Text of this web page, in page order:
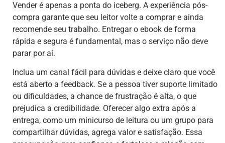
Vender é apenas a ponta do iceberg. A experiência pós-
compra garante que seu leitor volte a comprar e ainda
recomende seu trabalho. Entregar o ebook de forma
rápida e segura é fundamental, mas o serviço não deve
parar por aí.
Inclua um canal fácil para dúvidas e deixe claro que você
está aberto a feedback. Se a pessoa tiver suporte limitado
ou dificuldades, a chance de frustração é alta, o que
prejudica a credibilidade. Oferecer algo extra após a
entrega, como um minicurso de leitura ou um grupo para
compartilhar dúvidas, agrega valor e satisfação. Essa